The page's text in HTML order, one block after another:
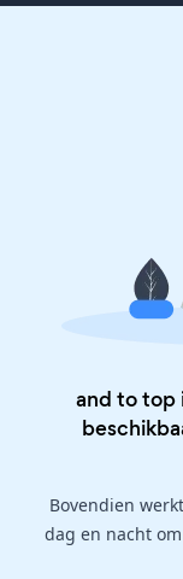
and to top
Bovendien
dag en nacht